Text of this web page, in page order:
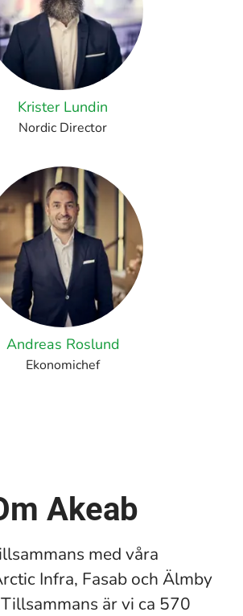
Krister Lundin
Nordic Director
Andreas Roslund
Ekonomichef
Akeab
med våra
Infra, Fasab och Älmby
är vi ca 570